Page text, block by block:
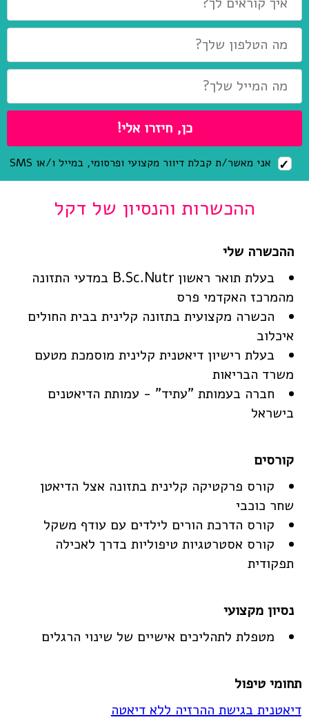
אני מאשר/ת קבלת דיוור מקצועי ופרסומי, במייל ו/או SMS
ההכשרות והנסיון של דקל
בעלת תואר ראשון B.Sc.Nutr במדעי התזונה
מהמרכז האקדמי פרס
הכשרה מקצועית בתזונה קלינית בבית החולים
איכלוב
בעלת רישיון דיאטנית קלינית מוסמכת מטעם
משרד הבריאות
חברה בעמותת "עתיד" - עמותת הדיאטנים
בישראל
קורס פרקטיקה קלינית בתזונה אצל הדיאטן
שחר כוכבי
קורס הדרכת הורים לילדים עם עודף משקל
קורס אסטרטגיות טיפוליות בדרך לאכילה
תפקודית
מטפלת לתהליכים אישיים של שינוי הרגלים
תחומי טיפול
דיאטנית בגישת ההרזיה ללא דיאטה